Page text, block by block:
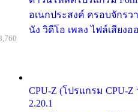
อเนกประสงค์ ครอบจักร
นัง วิดีโอ เพลง ไฟล์เสียงอ
CPU-Z (โปรแกรม CPU-
2.20.1